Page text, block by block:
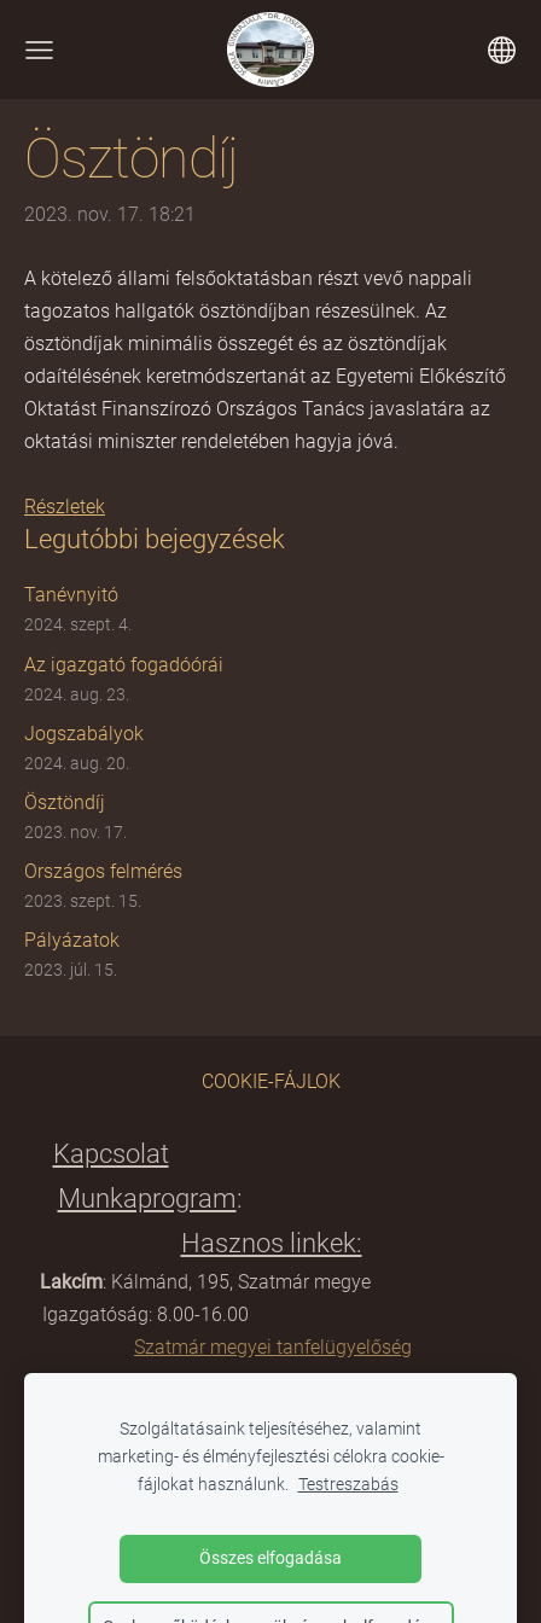
Legutóbbi bejegyzések
Tanévnyitó
2024. szept. 4.
Az igazgató fogadóórái
2024. aug. 23.
Jogszabályok
2024. aug. 20.
Ösztöndíj
2023. nov. 17.
Országos felmérés
2023. szept. 15.
Pályázatok
2023. júl. 15.
Ösztöndíj
2023. nov. 17. 18:21
A kötelező állami felsőoktatásban részt vevő nappali
tagozatos hallgatók ösztöndíjban részesülnek. Az
ösztöndíjak minimális összegét és az ösztöndíjak
odaítélésének keretmódszertanát az Egyetemi Előkészítő
Oktatást Finanszírozó Országos Tanács javaslatára az
oktatási miniszter rendeletében hagyja jóvá.
Részletek
COOKIE-FÁJLOK
Kapcsolat
Munkaprogram:
Hasznos linkek:
Lakcím: Kálmánd, 195, Szatmár megye
Igazgatóság: 8.00-16.00
Szatmár megyei tanfelügyelőség
Titkárság: 8:00-12.00
Tanügyminisztérium
0361-804 284
Online napló
Szolgáltatásaink teljesítéséhez, valamint
marketing- és élményfejlesztési célokra cookie-
fájlokat használunk. Testreszabás
Összes elfogadása